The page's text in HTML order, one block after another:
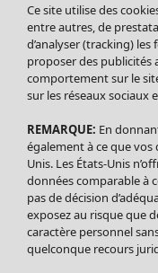
Soldes Vêtements
Tous les vêtements
Robes
Tuniques
Blouses
Tops
Gilets
Pantalon
Jupes
Ce site utilise des
entre autres, de
d’analyser (tracking)
proposer des publicités
comportement sur le
sur les réseaux sociaux
REMARQUE: En
également à ce que
Unis. Les États-Unis
données comparable à
pas de décision
exposez au risque que
caractère personnel
quelconque recours